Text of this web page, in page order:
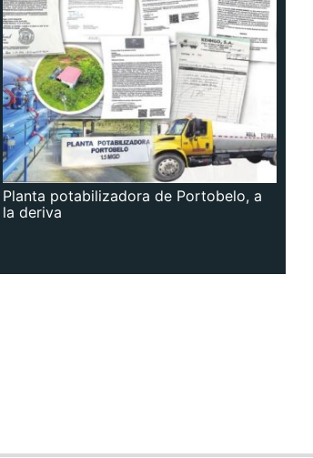
Planta potabilizadora de Portobelo, a
la deriva